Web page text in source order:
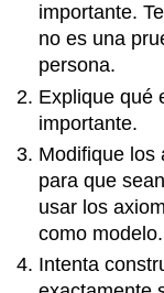
importante.
no es una
persona.
Explique qué
importante.
Modifique los
para que
usar los
como modelo.
Intenta